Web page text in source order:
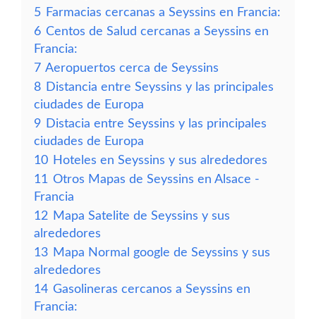
5 Farmacias cercanas a Seyssins en Francia:
6 Centos de Salud cercanas a Seyssins en
Francia:
7 Aeropuertos cerca de Seyssins
8 Distancia entre Seyssins y las principales
ciudades de Europa
9 Distacia entre Seyssins y las principales
ciudades de Europa
10 Hoteles en Seyssins y sus alrededores
11 Otros Mapas de Seyssins en Alsace -
Francia
12 Mapa Satelite de Seyssins y sus
alrededores
13 Mapa Normal google de Seyssins y sus
alrededores
14 Gasolineras cercanos a Seyssins en
Francia: